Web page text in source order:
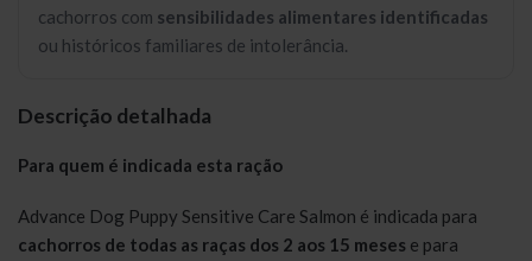
cachorros com sensibilidades alimentares identificadas
ou históricos familiares de intolerância.
Descrição detalhada
Para quem é indicada esta ração
Advance Dog Puppy Sensitive Care Salmon é indicada para
cachorros de todas as raças dos 2 aos 15 meses e para